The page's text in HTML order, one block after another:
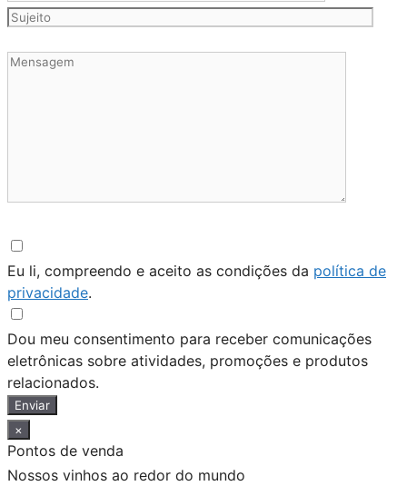
Eu li, compreendo e aceito as condições da política de
privacidade.
Dou meu consentimento para receber comunicações
eletrônicas sobre atividades, promoções e produtos
relacionados.
Enviar
×
Pontos de venda
Nossos vinhos ao redor do mundo